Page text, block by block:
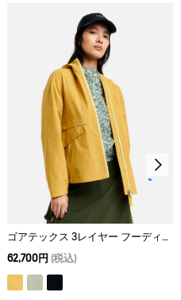
。
い。
きない。
できる。：通常の処理
ゴアテックス 3レイヤー フーディジャケット
62,700円 (税込)